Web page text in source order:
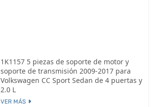
1K1157 5 piezas de soporte de motor y
soporte de transmisión 2009-2017 para
Volkswagen CC Sport Sedan de 4 puertas y
2.0 L
VER MÁS